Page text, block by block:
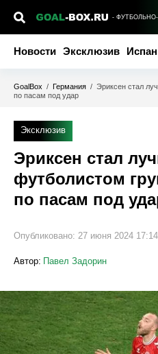
-
Новости Эксклюзив
GoalBox / Германия / Эриксен стал
по пасам под удар
Эксклюзив
Эриксен стал
футболистом
по пасам под
Опубликовано: 27 июня 2024 17:14
Автор: Павел Задорин